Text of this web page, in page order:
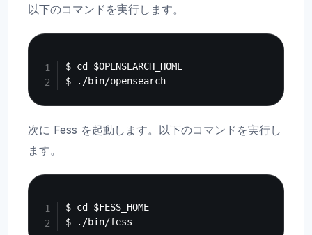
以下のコマンドを実行します。
$ cd $OPENSEARCH_HOME
次に Fess を起動します。以下のコマンドを実行し
ます。
$ cd $FESS_HOME